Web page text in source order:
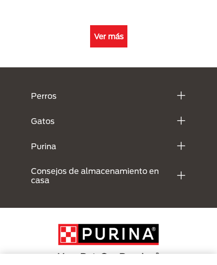
Ver más
Perros
Gatos
Purina
Consejos de almacenamiento en
casa